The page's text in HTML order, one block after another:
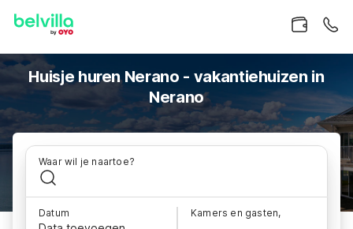
Huisje huren Nerano - vakantiehuizen in
Nerano
Waar wil je naartoe?
Datum Kamers en gasten,